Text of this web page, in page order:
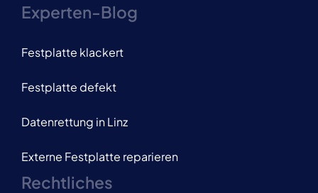
Experten-Blog
Festplatte klackert
Festplatte defekt
Datenrettung in Linz
Externe Festplatte reparieren
Rechtliches